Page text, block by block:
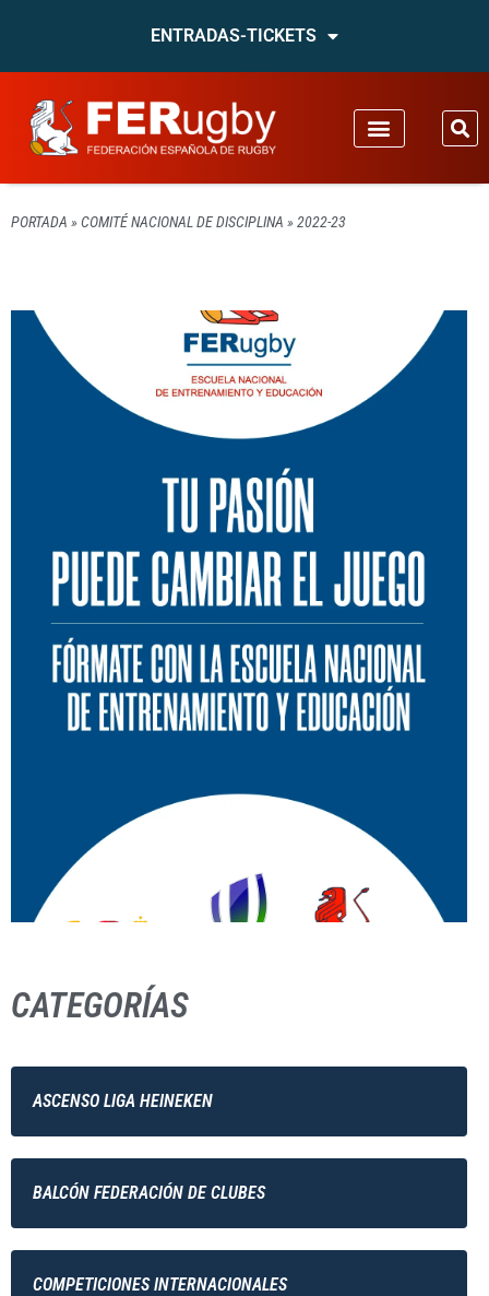
ENTRADAS-TICKETS
PORTADA » COMITÉ NACIONAL DE DISCIPLINA » 2022-23
CATEGORÍAS
ASCENSO LIGA HEINEKEN
BALCÓN FEDERACIÓN DE CLUBES
COMPETICIONES INTERNACIONALES